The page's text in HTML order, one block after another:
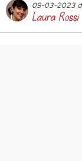
09-03-2023
Laura Rossi